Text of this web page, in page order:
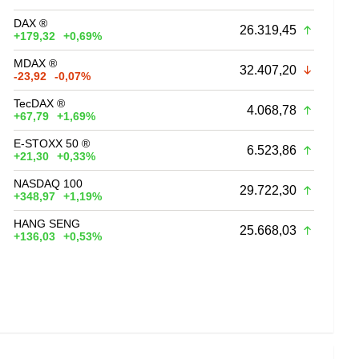
DAX ®
+179,32
+0,69% 26.319,45
MDAX ®
-23,92
-0,07% 32.407,20
TecDAX ®
+67,79
+1,69% 4.068,78
E-STOXX 50 ®
+21,30
+0,33% 6.523,86
NASDAQ 100
+348,97
+1,19% 29.722,30
HANG SENG
+136,03
+0,53% 25.668,03